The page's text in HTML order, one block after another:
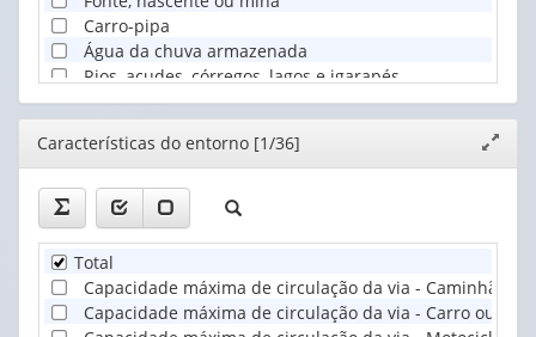
Carro-pipa
Água da chuva armazenada
Rios, açudes, córregos, lagos e igarapés
Outra
Editor
janela
Características do entorno [1/36]
Total
Capacidade máxima de circulação da via - Caminhão
Capacidade máxima de circulação da via - Carro ou van